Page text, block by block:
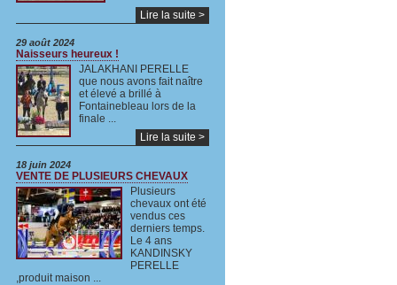
Lire la suite >
29 août 2024
Naisseurs heureux !
JALAKHANI PERELLE
que nous avons fait naître
et élevé a brillé à
Fontainebleau lors de la
finale ...
Lire la suite >
18 juin 2024
VENTE DE PLUSIEURS CHEVAUX
Plusieurs
chevaux ont été
vendus ces
derniers temps.
Le 4 ans
KANDINSKY
PERELLE
,produit maison ...